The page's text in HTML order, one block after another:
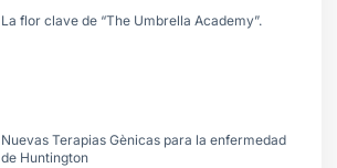
La flor clave de “The Umbrella Academy”.
Nuevas Terapias Gènicas para la enfermedad
de Huntington